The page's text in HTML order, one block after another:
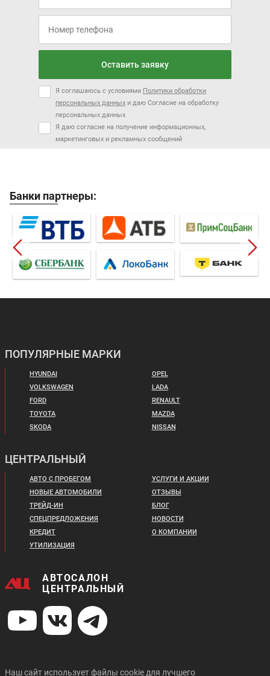
Оставить заявку
Я соглашаюсь с условиями Политики обработки
персональных данных и даю Согласие на обработку
персональных данных
Я даю согласие на получение информационных,
маркетинговых и рекламных сообщений
Банки партнеры:
ПОПУЛЯРНЫЕ МАРКИ
HYUNDAI
VOLKSWAGEN
FORD
TOYOTA
SKODA
OPEL
LADA
RENAULT
MAZDA
NISSAN
ЦЕНТРАЛЬНЫЙ
АВТО С ПРОБЕГОМ
НОВЫЕ АВТОМОБИЛИ
ТРЕЙД-ИН
СПЕЦПРЕДЛОЖЕНИЯ
КРЕДИТ
УТИЛИЗАЦИЯ
УСЛУГИ И АКЦИИ
ОТЗЫВЫ
БЛОГ
НОВОСТИ
О КОМПАНИИ
АВТОСАЛОН
ЦЕНТРАЛЬНЫЙ
Наш сайт использует файлы cookie для лучшего